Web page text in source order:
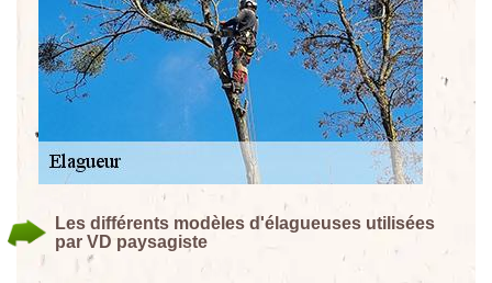
Les différents modèles d'élagueuses utilisées
par VD paysagiste